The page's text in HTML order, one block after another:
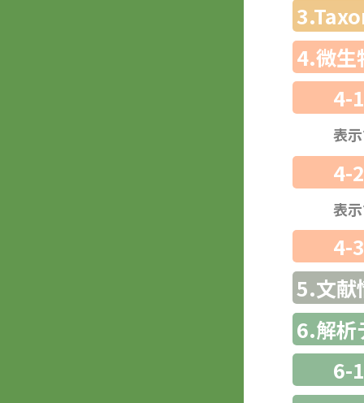
4.微生
4-
表
4-
表
4-
5.文献
6.解析
6-